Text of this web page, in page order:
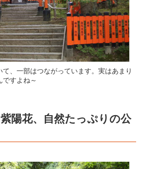
、一部はつながっています。実はあまり
ですよね～
陽花、自然たっぷりの公